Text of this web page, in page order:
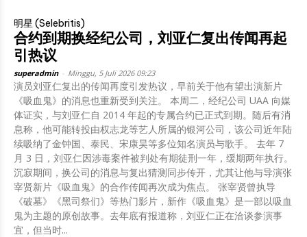
明星 (Selebritis)
合约到期换经纪公司，刘亚仁复出传闻再起
引热议
superadmin Minggu, 5 Juli 2026 09:23
演员刘亚仁复出的传闻再度引发热议，早前关于他有望出演新片
《吸血鬼》的消息也重新受到关注。 本周二，经纪公司 UAA 向媒
体证实，与刘亚仁自 2014 年起的专属合约已正式到期。随后有消
息称，他可能转投由权志龙等艺人所属的银河公司，该公司近年陆
续吸纳了金钟国、泰民、宋康昊等多位知名演员与歌手。 去年 7
月 3 日，刘亚仁因涉毒案件被判处有期徒刑一年，缓期两年执行。
沉寂期间，换公司的消息与复出猜测同步传开，尤其让他与导演张
宰贤新片《吸血鬼》的合作传闻再次成为焦点。 张宰贤曾执导
《破墓》《黑司祭们》等热门影片，新作《吸血鬼》是一部以吸血
鬼为主题的原创故事。去年底有报道称，刘亚仁正在洽谈参演事
宜，但当时...